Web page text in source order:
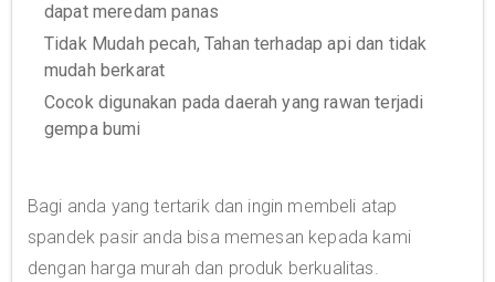
dapat meredam panas
Tidak Mudah pecah, Tahan terhadap api dan tidak
mudah berkarat
Cocok digunakan pada daerah yang rawan terjadi
gempa bumi
Bagi anda yang tertarik dan ingin membeli atap
spandek pasir anda bisa memesan kepada kami
dengan harga murah dan produk berkualitas.